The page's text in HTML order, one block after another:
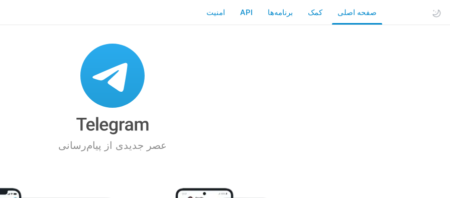
صفحه اصلی کمک API امنیت
عصر جدیدی از پیام‌رسانی